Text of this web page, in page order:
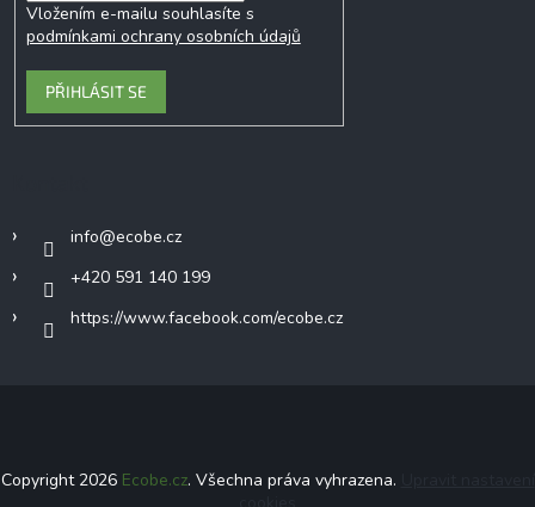
Vložením e-mailu souhlasíte s
podmínkami ochrany osobních údajů
PŘIHLÁSIT SE
info@ecobe.cz
+420 591 140 199
https://www.facebook.com/ecobe.cz
Copyright 2026 Ecobe.cz. Všechna práva vyhrazena.